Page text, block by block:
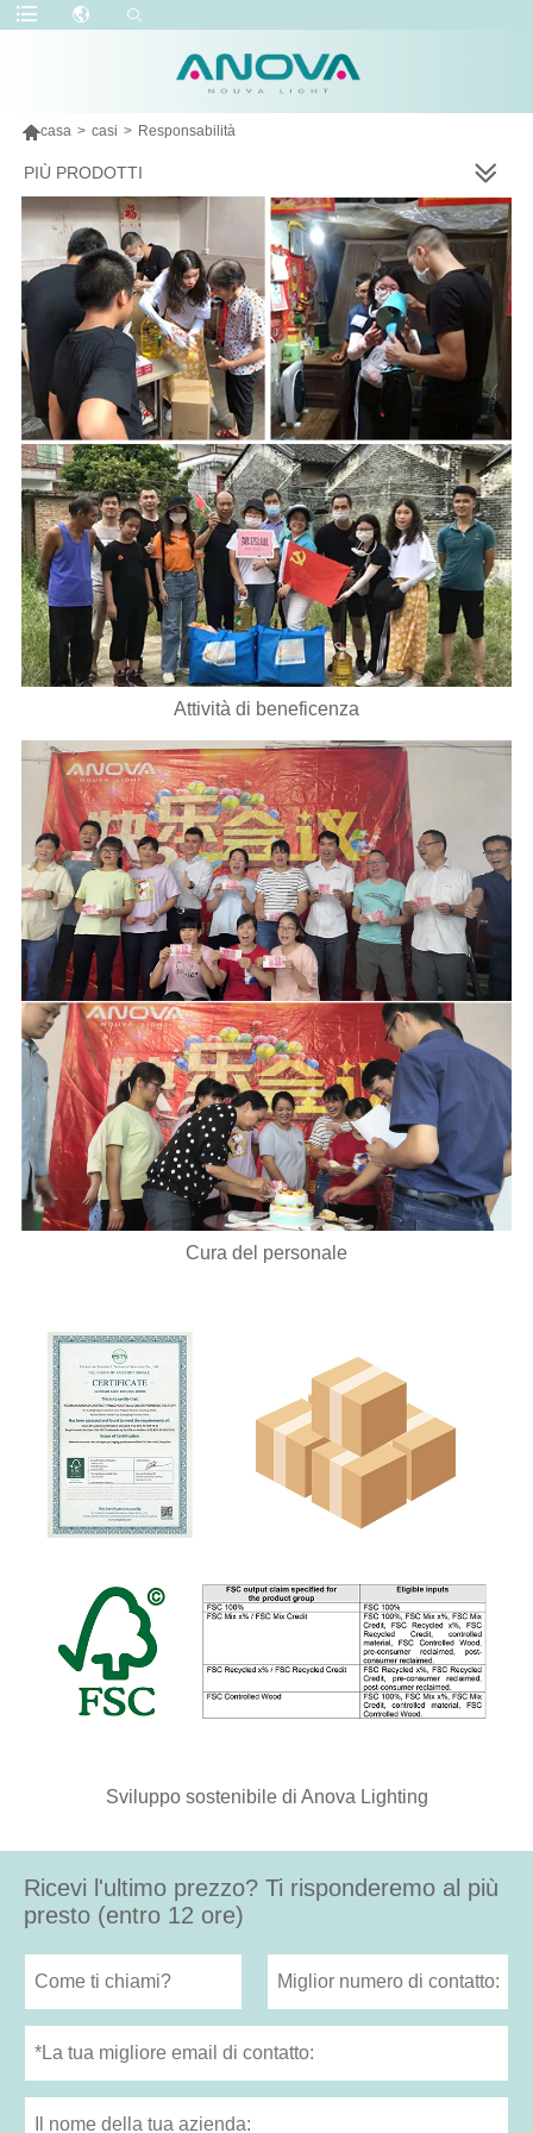
casa > casi > Responsabilità
PIÙ PRODOTTI
Attività di beneficenza
Cura del personale
Sviluppo sostenibile di Anova Lighting
Ricevi l'ultimo prezzo? Ti risponderemo al più
presto (entro 12 ore)